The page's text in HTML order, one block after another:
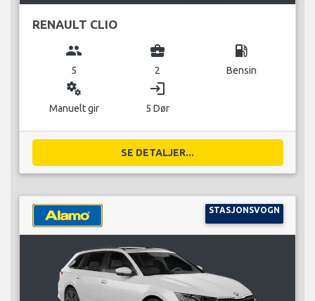
RENAULT CLIO
group
5
business_center
2
local_gas_station
Bensin
miscellaneous_services
Manuelt gir
login
5 Dør
SE DETALJER...
STASJONSVOGN